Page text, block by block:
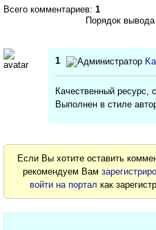
Всего комментариев: 1
Порядок
1
Качественный ресурс,
Выполнен в стиле
Если Вы хотите оставить
рекомендуем Вам
войти на портал как